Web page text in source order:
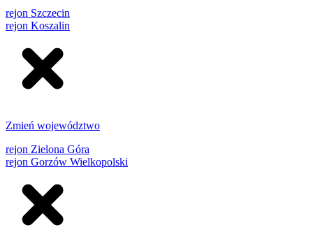
rejon Szczecin
rejon Koszalin
Zmień województwo
rejon Zielona Góra
rejon Gorzów Wielkopolski